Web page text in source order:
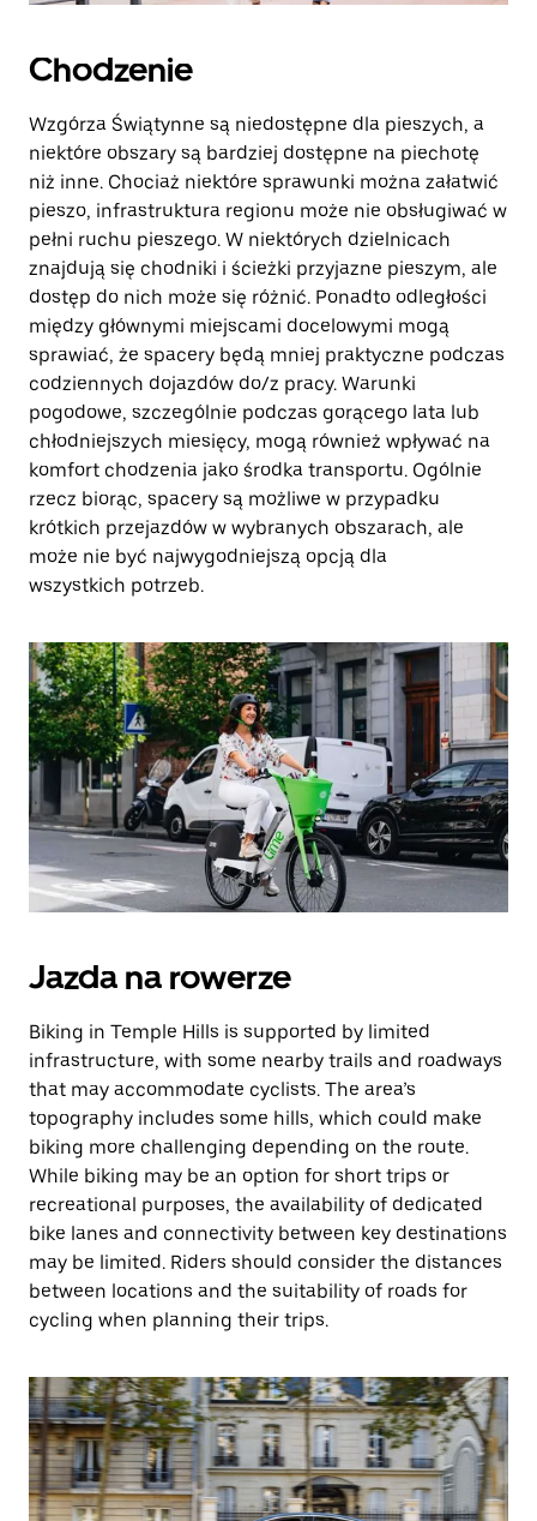
Chodzenie
Wzgórza Świątynne są niedostępne dla pieszych, a
niektóre obszary są bardziej dostępne na piechotę
niż inne. Chociaż niektóre sprawunki można załatwić
pieszo, infrastruktura regionu może nie obsługiwać w
pełni ruchu pieszego. W niektórych dzielnicach
znajdują się chodniki i ścieżki przyjazne pieszym, ale
dostęp do nich może się różnić. Ponadto odległości
między głównymi miejscami docelowymi mogą
sprawiać, że spacery będą mniej praktyczne podczas
codziennych dojazdów do/z pracy. Warunki
pogodowe, szczególnie podczas gorącego lata lub
chłodniejszych miesięcy, mogą również wpływać na
komfort chodzenia jako środka transportu. Ogólnie
rzecz biorąc, spacery są możliwe w przypadku
krótkich przejazdów w wybranych obszarach, ale
może nie być najwygodniejszą opcją dla
wszystkich potrzeb.
Jazda na rowerze
Biking in Temple Hills is supported by limited
infrastructure, with some nearby trails and roadways
that may accommodate cyclists. The area’s
topography includes some hills, which could make
biking more challenging depending on the route.
While biking may be an option for short trips or
recreational purposes, the availability of dedicated
bike lanes and connectivity between key destinations
may be limited. Riders should consider the distances
between locations and the suitability of roads for
cycling when planning their trips.